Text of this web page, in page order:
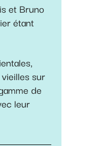
et Bruno
étant
sur
de
leur